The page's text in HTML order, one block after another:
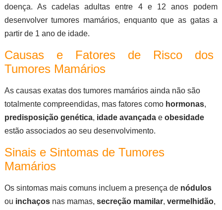
doença. As cadelas adultas entre 4 e 12 anos podem
desenvolver tumores mamários, enquanto que as gatas a
partir de 1 ano de idade.
Causas e Fatores de Risco dos
Tumores Mamários
As causas exatas dos tumores mamários ainda não são
totalmente compreendidas, mas fatores como hormonas,
predisposição genética, idade avançadae obesidade
estão associados ao seu desenvolvimento.
Sinais e Sintomas de Tumores
Mamários
Os sintomas mais comuns incluem a presença de nódulos
ou inchaços nas mamas, secreção mamilar, vermelhidão,